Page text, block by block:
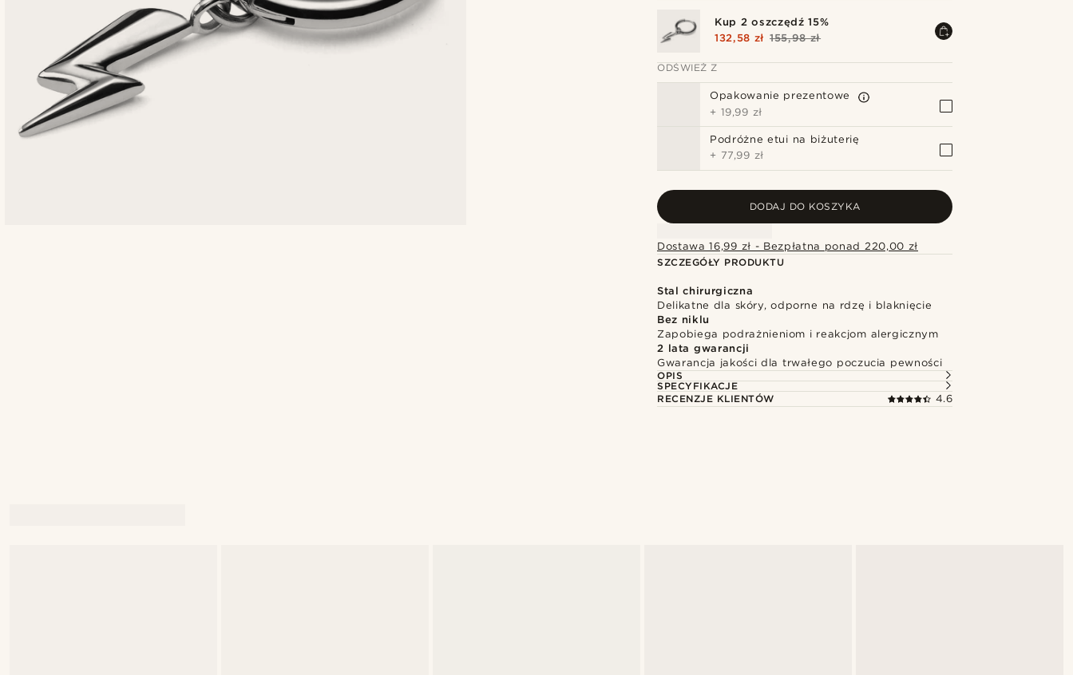
Kup 2 oszczędź 15%
132,58 zł 155,98 zł
ODŚWIEŻ Z
Opakowanie prezentowe
+ 19,99 zł
Podróżne etui na biżuterię
+ 77,99 zł
DODAJ DO KOSZYKA
Dostawa 16,99 zł - Bezpłatna ponad 220,00 zł
SZCZEGÓŁY PRODUKTU
Stal chirurgiczna
Delikatne dla skóry, odporne na rdzę i blaknięcie
Bez niklu
Zapobiega podrażnieniom i reakcjom alergicznym
2 lata gwarancji
Gwarancja jakości dla trwałego poczucia pewności
OPIS
SPECYFIKACJE
RECENZJE KLIENTÓW
4.6